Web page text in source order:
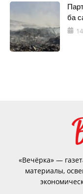
ба
«Вечёрка» —
материалы,